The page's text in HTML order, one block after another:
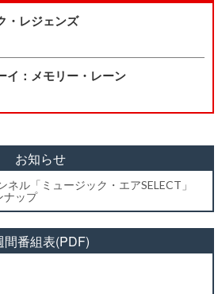
・レジェンズ
イ：メモリー・レーン
お知らせ
ル「ミュージック・エアSELECT」
ナップ
間番組表(PDF)